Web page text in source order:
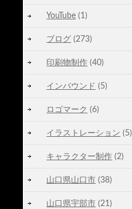
YouTube (1)
ブログ (273)
印刷物制作 (40)
インバウンド (5)
ロゴマーク (6)
イラストレーション (5)
キャラクター制作 (2)
山口県山口市 (38)
山口県宇部市 (21)